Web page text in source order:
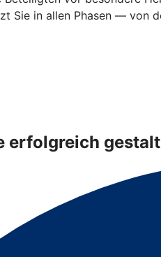
Sie in allen Phasen — von
erfolgreich